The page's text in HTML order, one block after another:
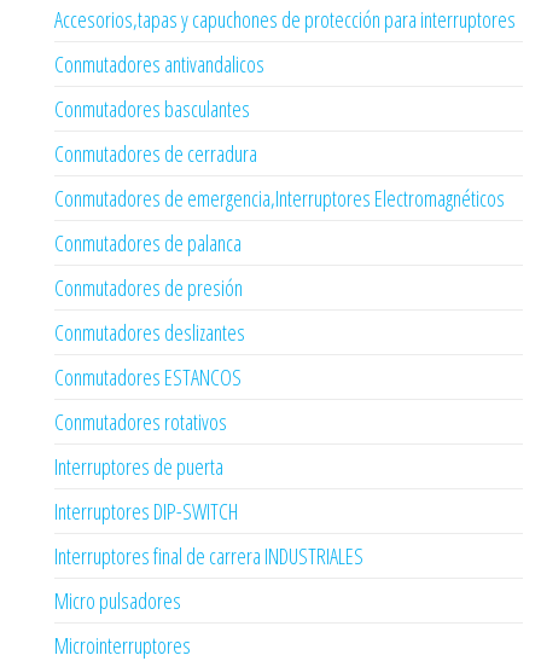
Accesorios,tapas y capuchones de protección para interruptores
Conmutadores antivandalicos
Conmutadores basculantes
Conmutadores de cerradura
Conmutadores de emergencia,Interruptores Electromagnéticos
Conmutadores de palanca
Conmutadores de presión
Conmutadores deslizantes
Conmutadores ESTANCOS
Conmutadores rotativos
Interruptores de puerta
Interruptores DIP-SWITCH
Interruptores final de carrera INDUSTRIALES
Micro pulsadores
Microinterruptores